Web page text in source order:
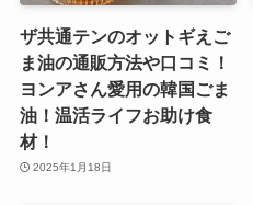
ザ共通テンのオットギえご
ま油の通販方法や口コミ！
ヨンアさん愛用の韓国ごま
油！温活ライフお助け食
材！
2025年1月18日